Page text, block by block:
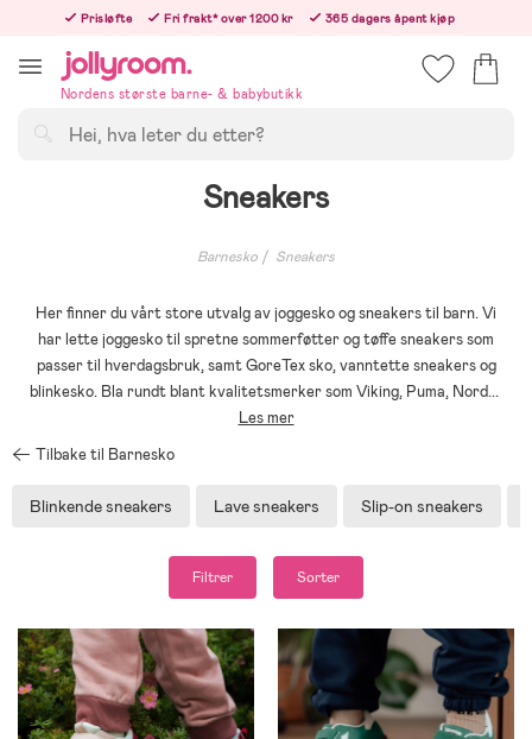
innehållet
Prisløfte Fri frakt* over 1200 kr
365 dagers åpent kjøp
Nordens største barne- & babybutikk
Sneakers
Barnesko Sneakers
Her finner du vårt store utvalg av joggesko og sneakers til barn. Vi
har lette joggesko til spretne sommerføtter og tøffe sneakers som
passer til hverdagsbruk, samt GoreTex sko, vanntette sneakers og
blinkesko. Bla rundt blant kvalitetsmerker som Viking, Puma, Nord...
Les mer
Tilbake til Barnesko
Blinkende sneakers Lave sneakers Slip-on sneakers
Filtrer Sorter